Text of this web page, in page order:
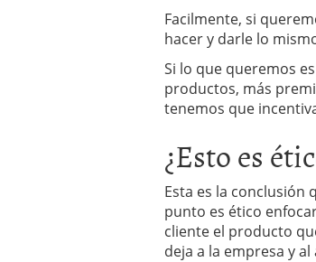
Facilmente, si
hacer y darle lo
Si lo que queremos
productos, más
tenemos que
¿Esto es
Esta es la conclusión
punto es ético
cliente el producto
deja a la empresa y